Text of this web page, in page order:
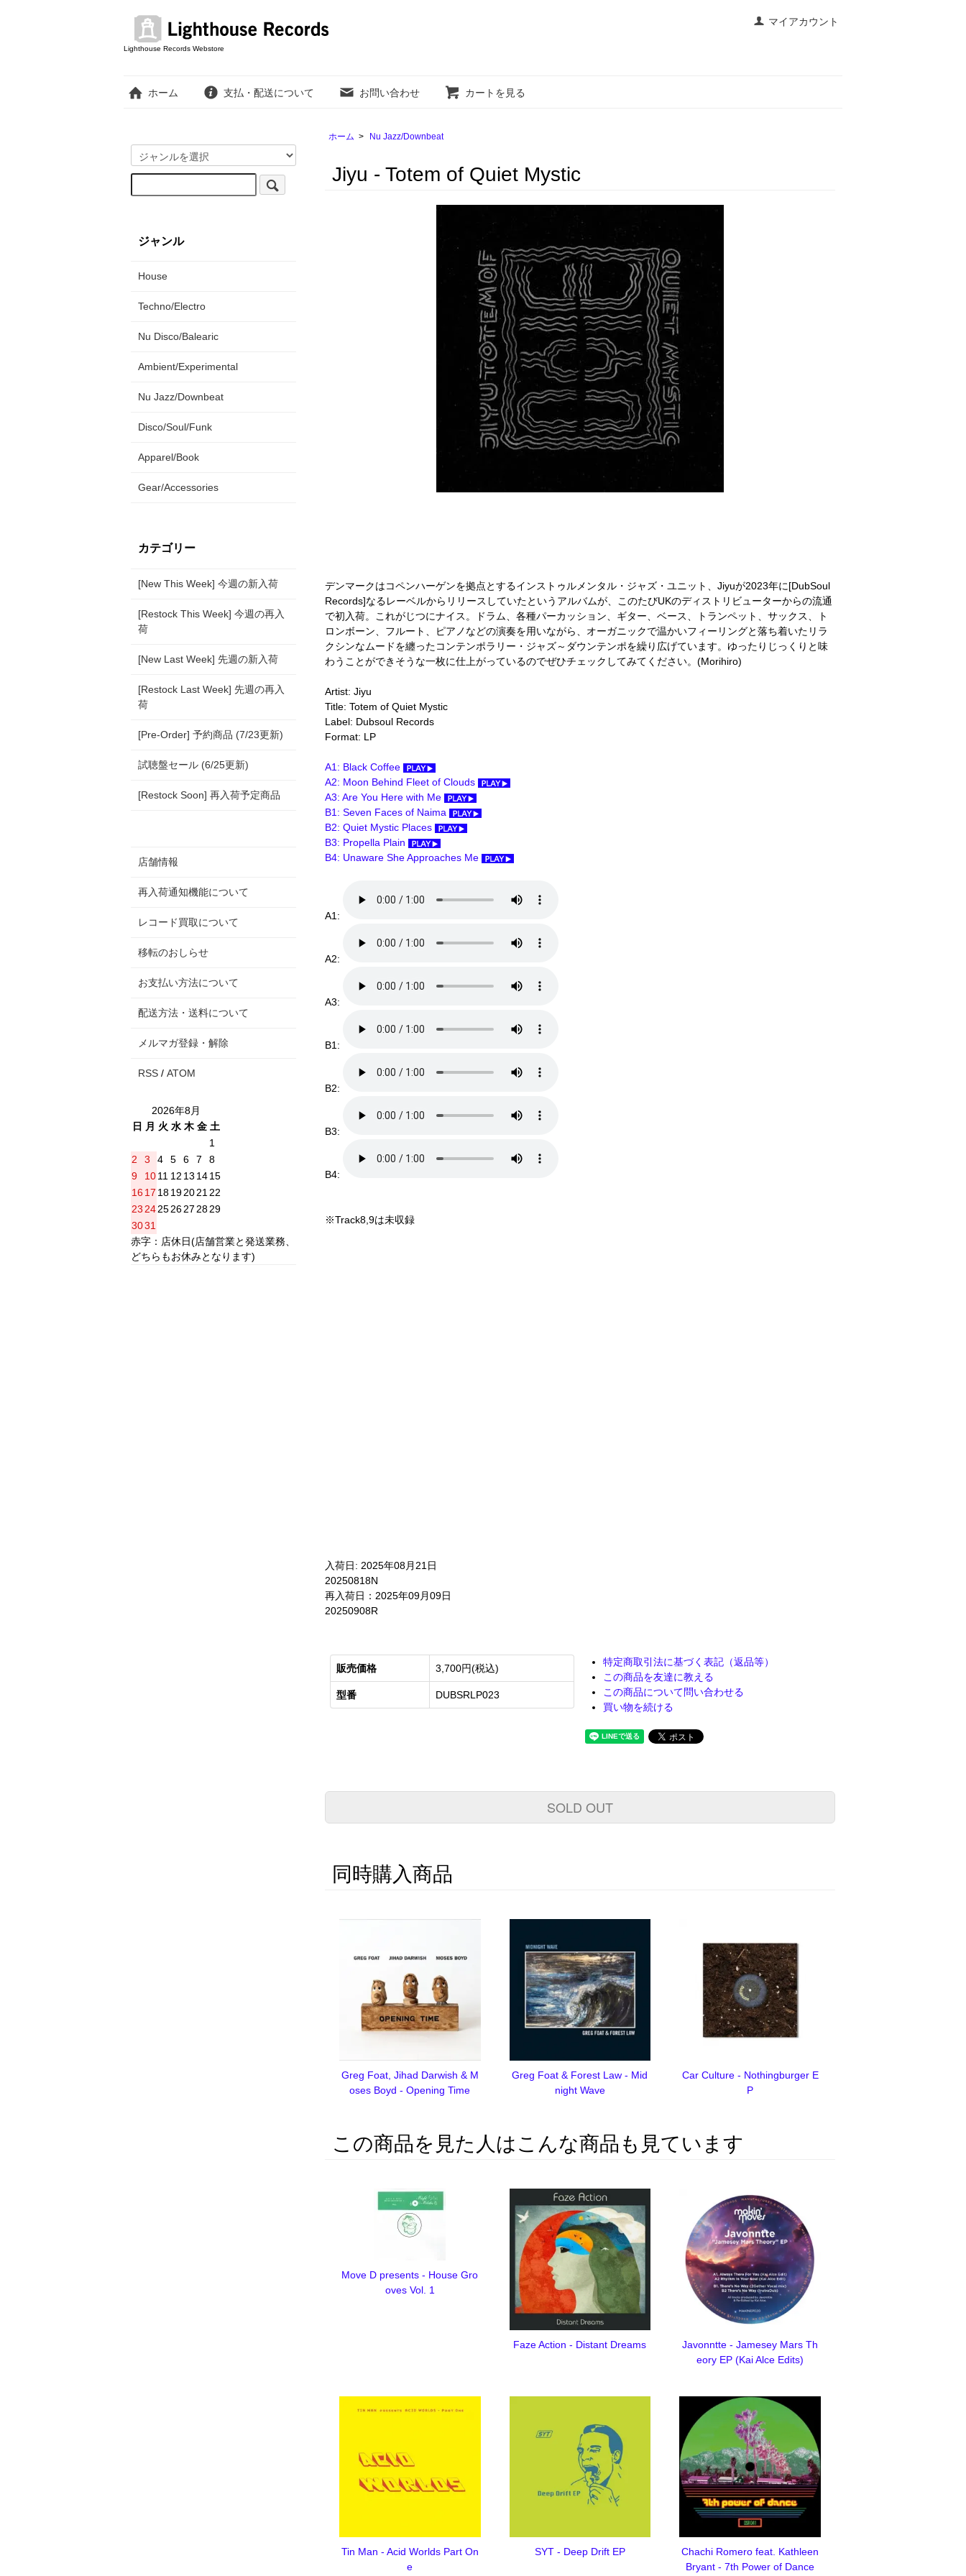
マイアカウント
Lighthouse Records Webstore
ホーム 支払・配送について お問い合わせ カートを見る
ホーム > Nu Jazz/Downbeat
Jiyu - Totem of Quiet Mystic
デンマークはコペンハーゲンを拠点とするインストゥルメンタル・ジャズ・ユニット、Jiyuが2023年に[DubSoul
Records]なるレーベルからリリースしていたというアルバムが、このたびUKのディストリビューターからの流通
で初入荷。これがじつにナイス。ドラム、各種パーカッション、ギター、ベース、トランペット、サックス、ト
ロンボーン、フルート、ピアノなどの演奏を用いながら、オーガニックで温かいフィーリングと落ち着いたリラ
クシンなムードを纏ったコンテンポラリー・ジャズ～ダウンテンポを繰り広げています。ゆったりじっくりと味
わうことができそうな一枚に仕上がっているのでぜひチェックしてみてください。(Morihiro)
Artist: Jiyu
Title: Totem of Quiet Mystic
Label: Dubsoul Records
Format: LP
A1: Black Coffee
A2: Moon Behind Fleet of Clouds
A3: Are You Here with Me
B1: Seven Faces of Naima
B2: Quiet Mystic Places
B3: Propella Plain
B4: Unaware She Approaches Me
A1:
A2:
A3:
B1:
B2:
B3:
B4:
※Track8,9は未収録
入荷日: 2025年08月21日
20250818N
再入荷日：2025年09月09日
20250908R
販売価格 3,700円(税込)
型番 DUBSRLP023
特定商取引法に基づく表記（返品等）
この商品を友達に教える
この商品について問い合わせる
買い物を続ける
SOLD OUT
同時購入商品
Greg Foat, Jihad Darwish & M
oses Boyd - Opening Time
Greg Foat & Forest Law - Mid
night Wave
Car Culture - Nothingburger E
P
この商品を見た人はこんな商品も見ています
Move D presents - House Gro
oves Vol. 1
Faze Action - Distant Dreams
Javonntte - Jamesey Mars Th
eory EP (Kai Alce Edits)
Tin Man - Acid Worlds Part On
e
SYT - Deep Drift EP
Chachi Romero feat. Kathleen
Bryant - 7th Power of Dance
ジャンル
House
Techno/Electro
Nu Disco/Balearic
Ambient/Experimental
Nu Jazz/Downbeat
Disco/Soul/Funk
Apparel/Book
Gear/Accessories
カテゴリー
[New This Week] 今週の新入荷
[Restock This Week] 今週の再入
荷
[New Last Week] 先週の新入荷
[Restock Last Week] 先週の再入
荷
[Pre-Order] 予約商品 (7/23更新)
試聴盤セール (6/25更新)
[Restock Soon] 再入荷予定商品
店舗情報
再入荷通知機能について
レコード買取について
移転のおしらせ
お支払い方法について
配送方法・送料について
メルマガ登録・解除
RSS / ATOM
2026年8月
日
月 火 水 木 金 土
1
2
3 4 5 6 7
8
9
1011 12 13 1415
16 17 18192021 22
23 24252627 2829
3031
赤字：店休日(店舗営業と発送業務、
どちらもお休みとなります)